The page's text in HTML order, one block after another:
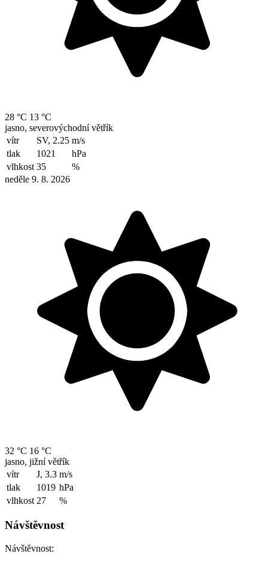
28 °C 13 °C
jasno, severovýchodní větřík
vítr
SV, 2.25 m/s
tlak
1021
hPa
vlhkost 35
%
neděle 9. 8. 2026
32 °C 16 °C
jasno, jižní větřík
vítr
J, 3.3 m/s
tlak
1019 hPa
vlhkost 27 %
Návštěvnost
Návštěvnost: